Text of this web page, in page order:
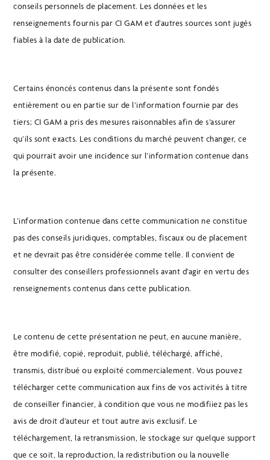
conseils personnels de placement. Les données et les
renseignements fournis par CI GAM et d’autres sources sont jugés
fiables à la date de publication.
Certains énoncés contenus dans la présente sont fondés
entièrement ou en partie sur de l’information fournie par des
tiers; CI GAM a pris des mesures raisonnables afin de s’assurer
qu’ils sont exacts. Les conditions du marché peuvent changer, ce
qui pourrait avoir une incidence sur l’information contenue dans
la présente.
L’information contenue dans cette communication ne constitue
pas des conseils juridiques, comptables, fiscaux ou de placement
et ne devrait pas être considérée comme telle. Il convient de
consulter des conseillers professionnels avant d’agir en vertu des
renseignements contenus dans cette publication.
Le contenu de cette présentation ne peut, en aucune manière,
être modifié, copié, reproduit, publié, téléchargé, affiché,
transmis, distribué ou exploité commercialement. Vous pouvez
télécharger cette communication aux fins de vos activités à titre
de conseiller financier, à condition que vous ne modifiiez pas les
avis de droit d’auteur et tout autre avis exclusif. Le
téléchargement, la retransmission, le stockage sur quelque support
que ce soit, la reproduction, la redistribution ou la nouvelle